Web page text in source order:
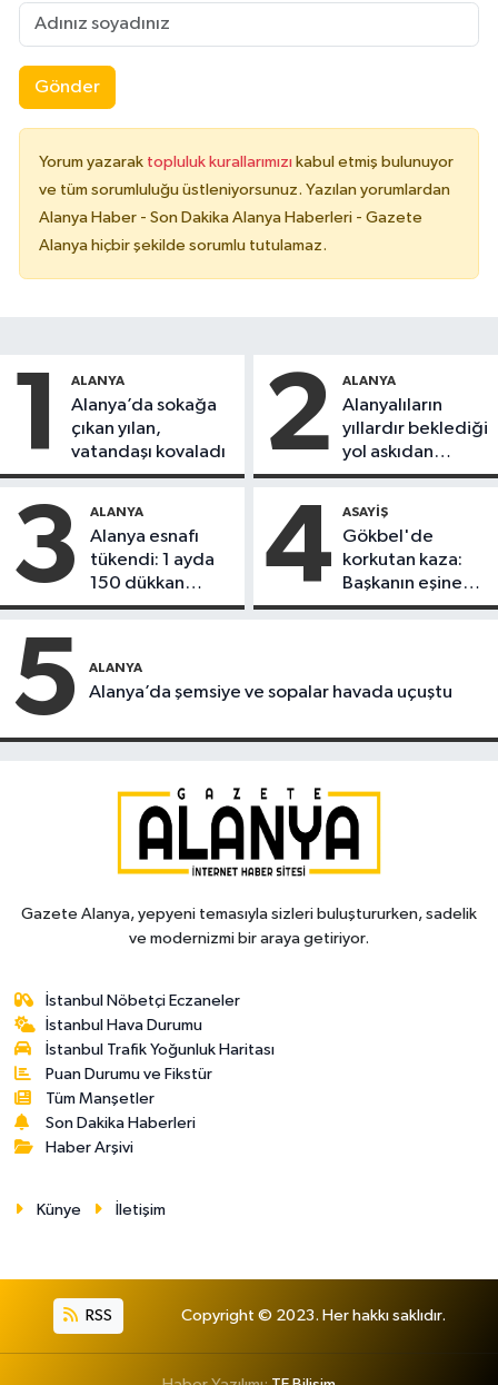
Gönder
Yorum yazarak topluluk kurallarımızı kabul etmiş bulunuyor
ve tüm sorumluluğu üstleniyorsunuz. Yazılan yorumlardan
Alanya Haber - Son Dakika Alanya Haberleri - Gazete
Alanya hiçbir şekilde sorumlu tutulamaz.
1 ALANYA
Alanya’da sokağa
çıkan yılan,
vatandaşı kovaladı
2 ALANYA
Alanyalıların
yıllardır beklediği
yol askıdan
döndü
3 ALANYA
Alanya esnafı
tükendi: 1 ayda
150 dükkan
kapandı
4 ASAYIŞ
Gökbel'de
korkutan kaza:
Başkanın eşine
motosiklet çarptı
5 ALANYA
Alanya’da şemsiye ve sopalar havada uçuştu
Gazete Alanya, yepyeni temasıyla sizleri buluştururken, sadelik
ve modernizmi bir araya getiriyor.
İstanbul Nöbetçi Eczaneler
İstanbul Hava Durumu
İstanbul Trafik Yoğunluk Haritası
Puan Durumu ve Fikstür
Tüm Manşetler
Son Dakika Haberleri
Haber Arşivi
Künye İletişim
RSS Copyright © 2023. Her hakkı saklıdır.